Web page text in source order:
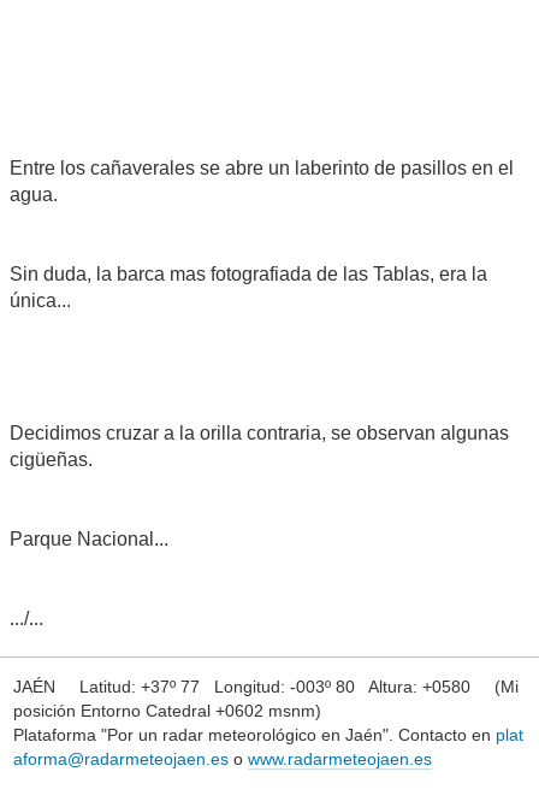
Entre los cañaverales se abre un laberinto de pasillos en el
agua.
Sin duda, la barca mas fotografiada de las Tablas, era la
única...
Decidimos cruzar a la orilla contraria, se observan algunas
cigüeñas.
Parque Nacional...
.../...
JAÉN Latitud: +37º 77 Longitud: -003º 80 Altura: +0580 (Mi
posición Entorno Catedral +0602 msnm)
Plataforma "Por un radar meteorológico en Jaén". Contacto en plat
aforma@radarmeteojaen.eso www.radarmeteojaen.es